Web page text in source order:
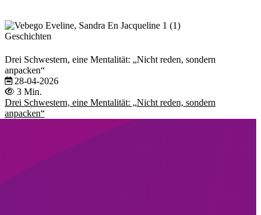
Geschichten
Drei Schwestern, eine Mentalität: „Nicht reden, sondern
anpacken“
28-04-2026
3 Min.
Drei Schwestern, eine Mentalität: „Nicht reden, sondern
anpacken“